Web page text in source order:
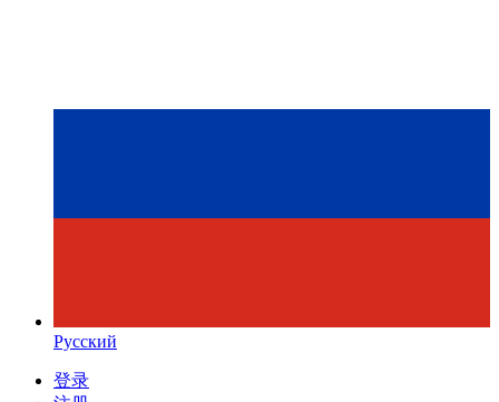
Русский
登录